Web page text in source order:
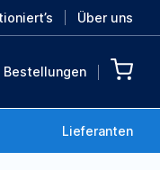
Über uns
Bestellungen
Lieferanten